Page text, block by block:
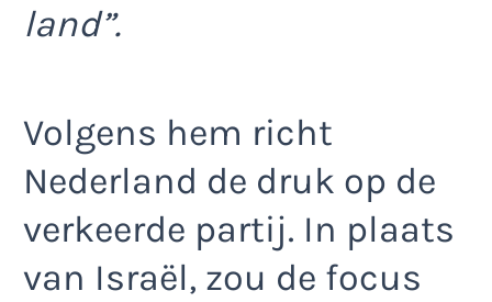
land”.
Volgens hem richt
Nederland de druk op de
verkeerde partij. In plaats
van Israël, zou de focus